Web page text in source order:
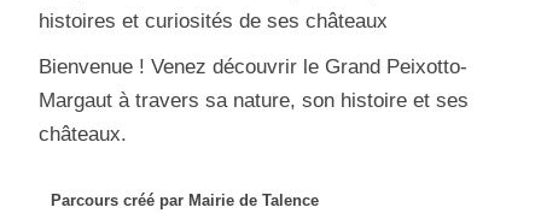
histoires et curiosités de ses châteaux
Bienvenue ! Venez découvrir le Grand Peixotto-
Margaut à travers sa nature, son histoire et ses
châteaux.
Parcours créé par Mairie de Talence